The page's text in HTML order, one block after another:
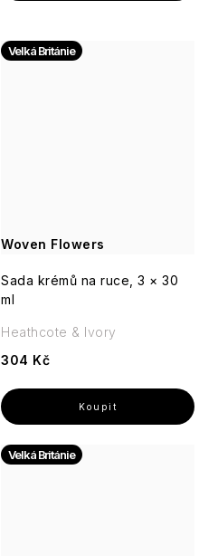
Woven Flowers
Velká Británie
Sada krémů na ruce, 3 × 30
ml
304 Kč
Heathcote & Ivory
Velká Británie